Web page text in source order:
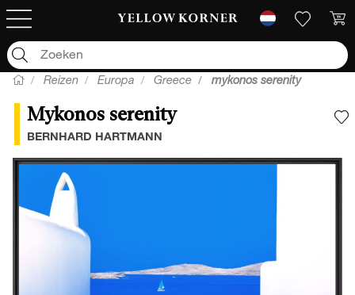
Reizen Europa Greece mykonos serenity
Mykonos serenity
BERNHARD HARTMANN